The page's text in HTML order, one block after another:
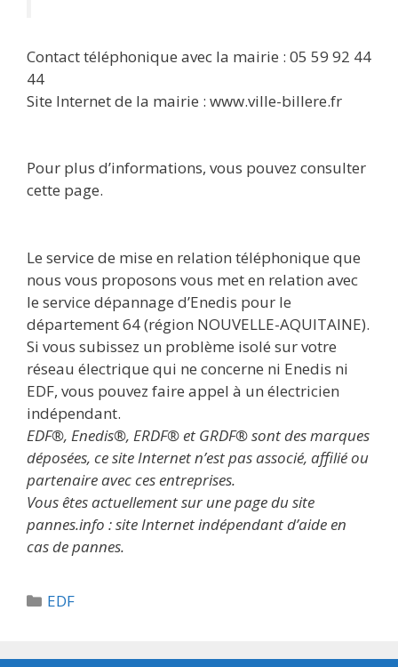
Contact téléphonique avec la mairie : 05 59 92 44
44
Site Internet de la mairie : www.ville-billere.fr
Pour plus d’informations, vous pouvez consulter
cette page.
Le service de mise en relation téléphonique que
nous vous proposons vous met en relation avec
le service dépannage d’Enedis pour le
département 64 (région NOUVELLE-AQUITAINE).
Si vous subissez un problème isolé sur votre
réseau électrique qui ne concerne ni Enedis ni
EDF, vous pouvez faire appel à un électricien
indépendant.
EDF®, Enedis®, ERDF® et GRDF® sont des marques
déposées, ce site Internet n’est pas associé, affilié ou
partenaire avec ces entreprises.
Vous êtes actuellement sur une page du site
pannes.info : site Internet indépendant d’aide en
cas de pannes.
Catégories
EDF